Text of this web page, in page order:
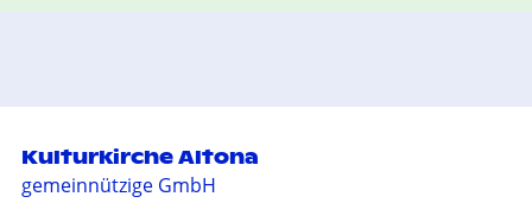
Kulturkirche Altona
gemeinnützige GmbH